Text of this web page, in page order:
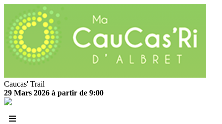
Caucas' Trail
29 Mars 2026 à partir de 9:00